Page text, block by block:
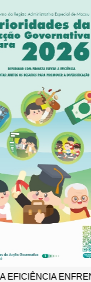
segurança nacional